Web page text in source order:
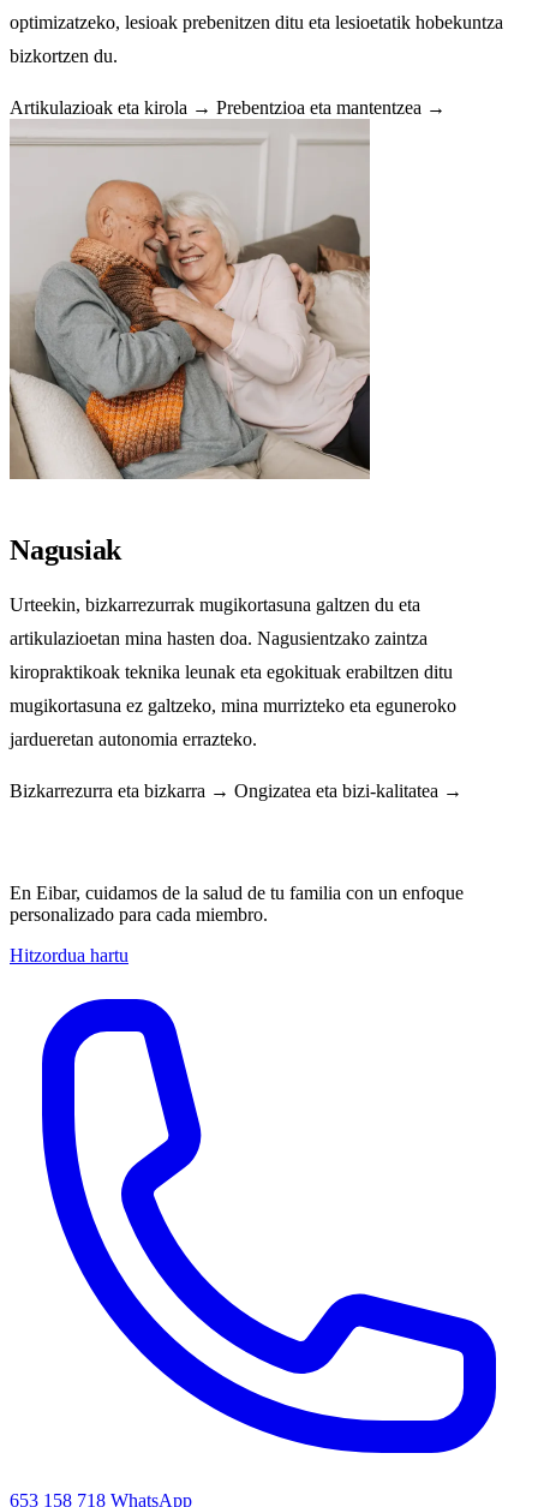
optimizatzeko, lesioak prebenitzen ditu eta lesioetatik hobekuntza
bizkortzen du.
Artikulazioak eta kirola → Prebentzioa eta mantentzea →
Nagusiak
Urteekin, bizkarrezurrak mugikortasuna galtzen du eta
artikulazioetan mina hasten doa. Nagusientzako zaintza
kiropraktikoak teknika leunak eta egokituak erabiltzen ditu
mugikortasuna ez galtzeko, mina murrizteko eta eguneroko
jardueretan autonomia errazteko.
Bizkarrezurra eta bizkarra → Ongizatea eta bizi-kalitatea →
En Eibar, cuidamos de la salud de tu familia con un enfoque
personalizado para cada miembro.
Hitzordua hartu
653 158 718 WhatsApp